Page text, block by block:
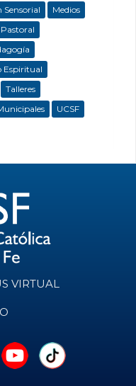
Sensorial
Medios
Pastoral
Espiritual
Talleres
UCSF
VIRTUAL